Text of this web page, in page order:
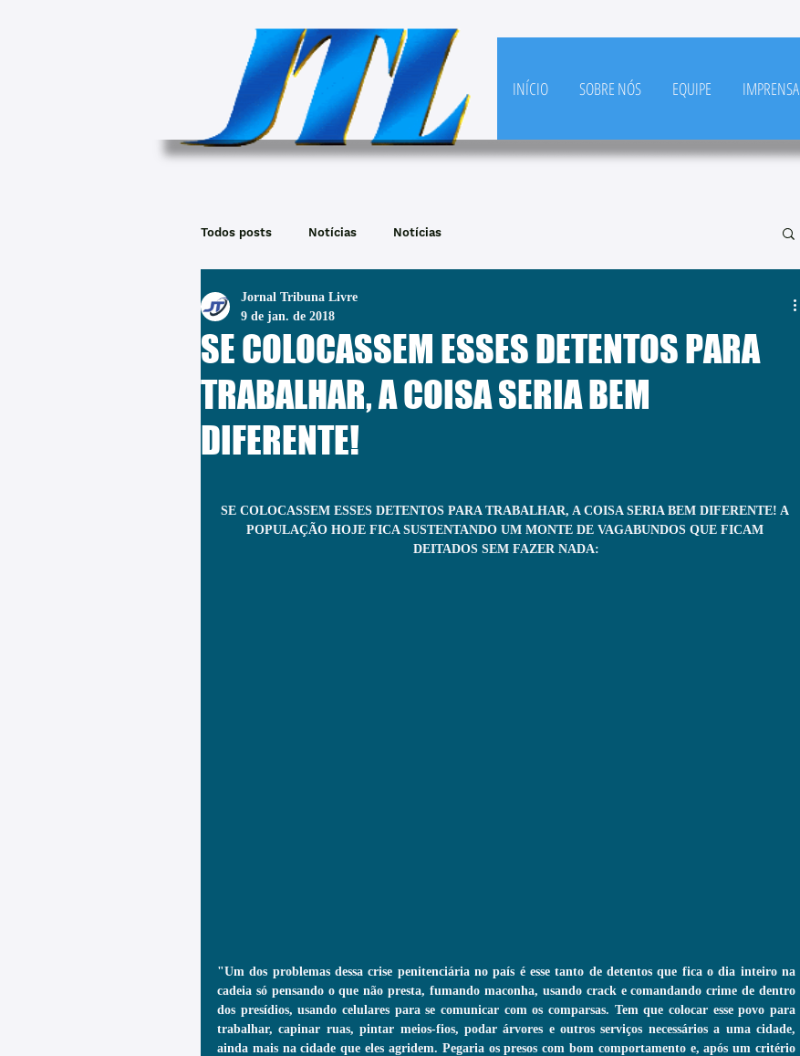
INÍCIO SOBRE NÓS EQUIPE IMPRENSA
Todos posts Notícias Notícias
SE COLOCASSEM ESSES DETENTOS PARA
TRABALHAR, A COISA SERIA BEM
DIFERENTE!
Jornal Tribuna Livre
9 de jan. de 2018
SE COLOCASSEM ESSES DETENTOS PARA TRABALHAR, A COISA SERIA BEM DIFERENTE! A
POPULAÇÃO HOJE FICA SUSTENTANDO UM MONTE DE VAGABUNDOS QUE FICAM
DEITADOS SEM FAZER NADA:
"Um dos problemas dessa crise penitenciária no país é esse tanto de detentos que fica o dia inteiro na
cadeia só pensando o que não presta, fumando maconha, usando crack e comandando crime de dentro
dos presídios, usando celulares para se comunicar com os comparsas. Tem que colocar esse povo para
trabalhar, capinar ruas, pintar meios-fios, podar árvores e outros serviços necessários a uma cidade,
ainda mais na cidade que eles agridem. Pegaria os presos com bom comportamento e, após um critério